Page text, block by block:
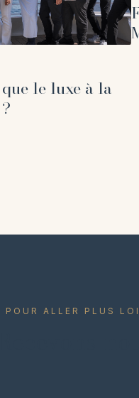
que le luxe à la
POUR ALLER PLUS